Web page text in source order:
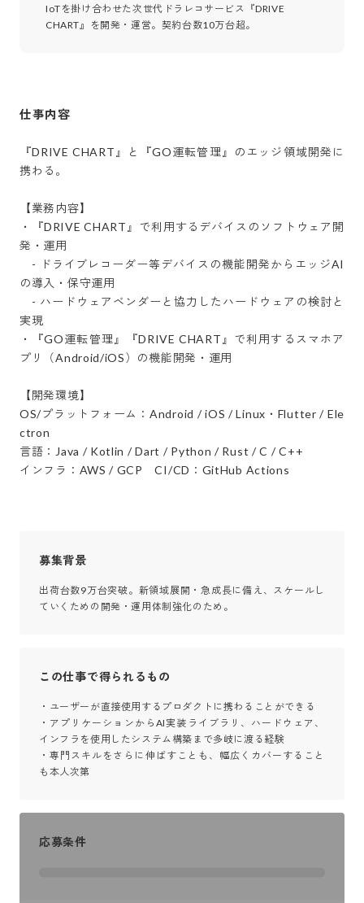
IoTを掛け合わせた次世代ドラレコサービス『DRIVE
CHART』を開発・運営。契約台数10万台超。
仕事内容
『DRIVE CHART』と『GO運転管理』のエッジ領域開発に
携わる。
【業務内容】
・『DRIVE CHART』で利用するデバイスのソフトウェア開
発・運用
- ドライブレコーダー等デバイスの機能開発からエッジAI
の導入・保守運用
- ハードウェアベンダーと協力したハードウェアの検討と
実現
・『GO運転管理』『DRIVE CHART』で利用するスマホア
プリ（Android/iOS）の機能開発・運用
【開発環境】
OS/プラットフォーム：Android / iOS / Linux・Flutter / Ele
ctron
言語：Java / Kotlin / Dart / Python / Rust / C / C++
インフラ：AWS / GCP　CI/CD：GitHub Actions
募集背景
出荷台数9万台突破。新領域展開・急成長に備え、スケールし
ていくための開発・運用体制強化のため。
この仕事で得られるもの
・ユーザーが直接使用するプロダクトに携わることができる
・アプリケーションからAI実装ライブラリ、ハードウェア、
インフラを使用したシステム構築まで多岐に渡る経験
・専門スキルをさらに伸ばすことも、幅広くカバーすること
も本人次第
応募条件